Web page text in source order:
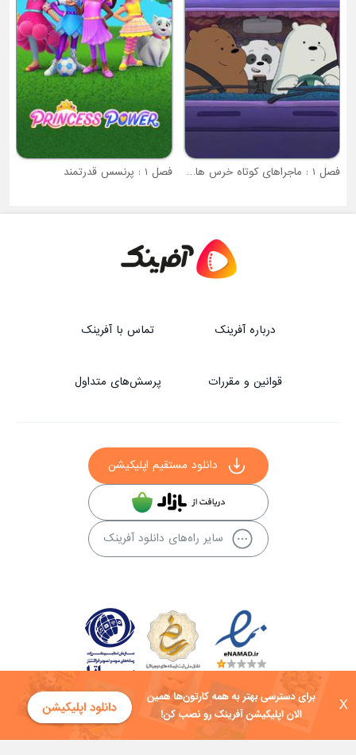
X
فصل 1 : ماجراهای کوتاه خرس های کله فندقی فصل 1 : پرنسس قدرتمند
درباره آفرینک تماس با آفرینک
قوانین و مقررات پرسش‌های متداول
دانلود مستقیم اپلیکیشن
سایر راه‌های دانلود آفرینک
کلیه حقوق این سایت به شرکت توسعه فناوی هفت آسمان توکان تعلق دارد و